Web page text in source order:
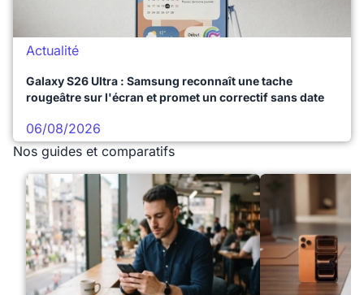
Actualité
Galaxy S26 Ultra : Samsung reconnaît une tache
rougeâtre sur l'écran et promet un correctif sans date
06/08/2026
Nos guides et comparatifs